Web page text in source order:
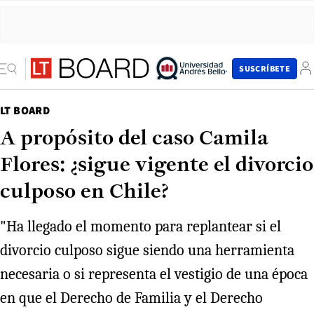
SUSCRÍBETE
LT BOARD
A propósito del caso Camila
Flores: ¿sigue vigente el divorcio
culposo en Chile?
"Ha llegado el momento para replantear si el
divorcio culposo sigue siendo una herramienta
necesaria o si representa el vestigio de una época
en que el Derecho de Familia y el Derecho